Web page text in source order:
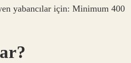
yabancılar için: Minimum 400